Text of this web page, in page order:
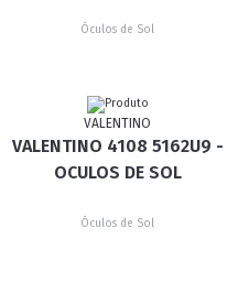
Óculos de Sol
VALENTINO
VALENTINO 4108 5162U9 -
OCULOS DE SOL
Óculos de Sol